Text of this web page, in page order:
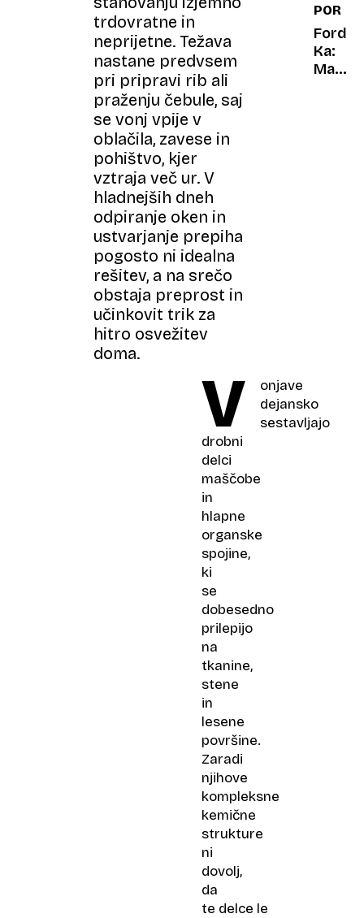
trdovratne in
neprijetne. Težava
nastane predvsem
pri pripravi rib ali
praženju čebule, saj
se vonj vpije v
oblačila, zavese in
pohištvo, kjer
vztraja več ur. V
hladnejših dneh
odpiranje oken in
ustvarjanje prepiha
pogosto ni idealna
rešitev, a na srečo
obstaja preprost in
učinkovit trik za
hitro osvežitev
doma.
V
onjave
dejansko
sestavljajo
drobni
delci
maščobe
in
hlapne
organske
spojine,
ki
se
dobesedno
prilepijo
na
tkanine,
stene
in
lesene
površine.
Zaradi
njihove
kompleksne
kemične
strukture
ni
dovolj,
da
te delce le
vozila
dedek
in
babica
Ford
Ka:
Mali